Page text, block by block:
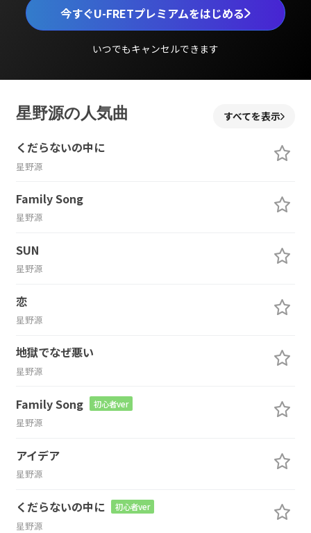
今すぐU-FRETプレミアムをはじめる
いつでもキャンセルできます
星野源の人気曲 すべてを表示
くだらないの中に
星野源
Family Song
星野源
SUN
星野源
恋
星野源
地獄でなぜ悪い
星野源
Family Song 初心者ver
星野源
アイデア
星野源
くだらないの中に 初心者ver
星野源